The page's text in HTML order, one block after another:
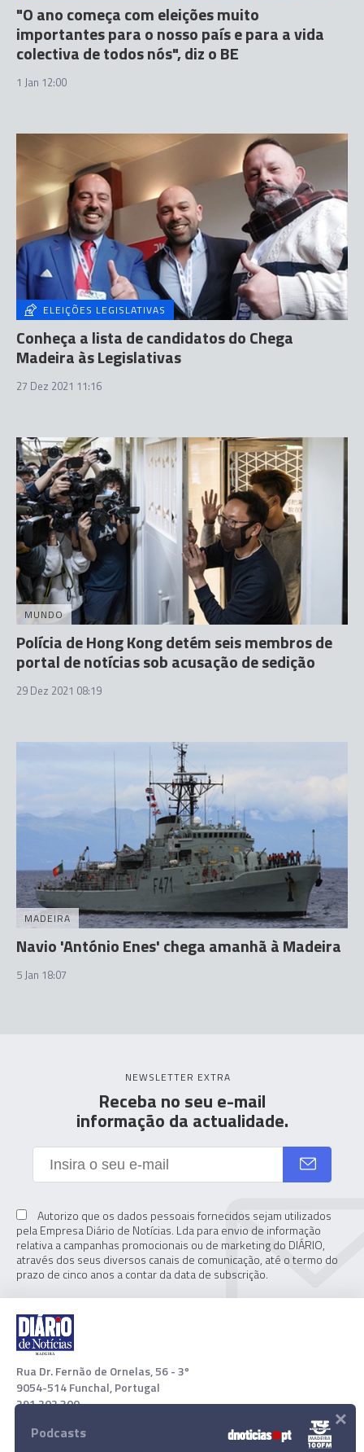
"O ano começa com eleições muito
importantes para o nosso país e para a vida
colectiva de todos nós", diz o BE
1 Jan 12:00
ELEIÇÕES LEGISLATIVAS
Conheça a lista de candidatos do Chega
Madeira às Legislativas
27 Dez 2021 11:16
MUNDO
Polícia de Hong Kong detém seis membros de
portal de notícias sob acusação de sedição
29 Dez 2021 08:19
MADEIRA
Navio 'António Enes' chega amanhã à Madeira
5 Jan 18:07
NEWSLETTER EXTRA
Receba no seu e-mail
informação da actualidade.
Autorizo que os dados pessoais fornecidos sejam utilizados
pela Empresa Diário de Notícias. Lda para envio de informação
relativa a campanhas promocionais ou de marketing do DIÁRIO,
através dos seus diversos canais de comunicação, até o termo do
prazo de cinco anos a contar da data de subscrição.
Rua Dr. Fernão de Ornelas, 56 - 3º
9054-514 Funchal, Portugal
291 202 300
Download App
Podcasts ×